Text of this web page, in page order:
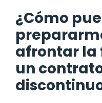
¿Cómo
afrontar la
un